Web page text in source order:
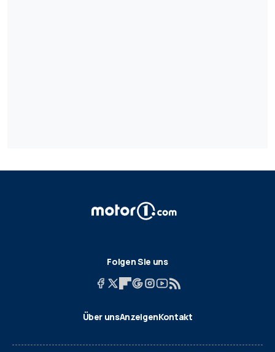
Folgen Sie uns
Über unsAnzeigenKontakt